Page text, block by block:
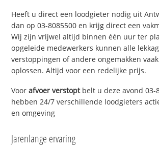
Heeft u direct een loodgieter nodig uit
dan op 03-8085500 en krijg direct een
Wij zijn vrijwel altijd binnen één uur ter
opgeleide medewerkers kunnen alle
verstoppingen of andere ongemakken
oplossen. Altijd voor een redelijke prijs.
Voorafvoer verstoptbelt u deze avond 03-
hebben 24/7 verschillende loodgieters
en omgeving
Jarenlange ervaring